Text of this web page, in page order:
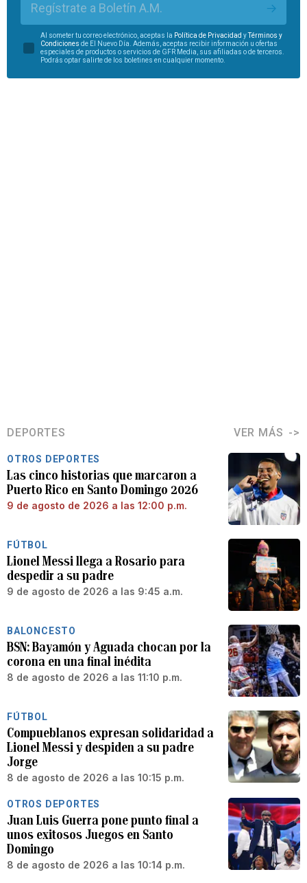
Regístrate a Boletín A.M.
Al someter tu correo electrónico, aceptas la Política de Privacidad yTérminos y
Condiciones de El Nuevo Día. Además, aceptas recibir información u ofertas
especiales de productos o servicios de GFR Media, sus afiliadas o de terceros.
Podrás optar salirte de los boletines en cualquier momento.
DEPORTES VER MÁS
OTROS DEPORTES
Las cinco historias que marcaron a
Puerto Rico en Santo Domingo 2026
9 de agosto de 2026 a las 12:00 p.m.
FÚTBOL
Lionel Messi llega a Rosario para
despedir a su padre
9 de agosto de 2026 a las 9:45 a.m.
BALONCESTO
BSN: Bayamón y Aguada chocan por la
corona en una final inédita
8 de agosto de 2026 a las 11:10 p.m.
FÚTBOL
Compueblanos expresan solidaridad a
Lionel Messi y despiden a su padre
Jorge
8 de agosto de 2026 a las 10:15 p.m.
OTROS DEPORTES
Juan Luis Guerra pone punto final a
unos exitosos Juegos en Santo
Domingo
8 de agosto de 2026 a las 10:14 p.m.